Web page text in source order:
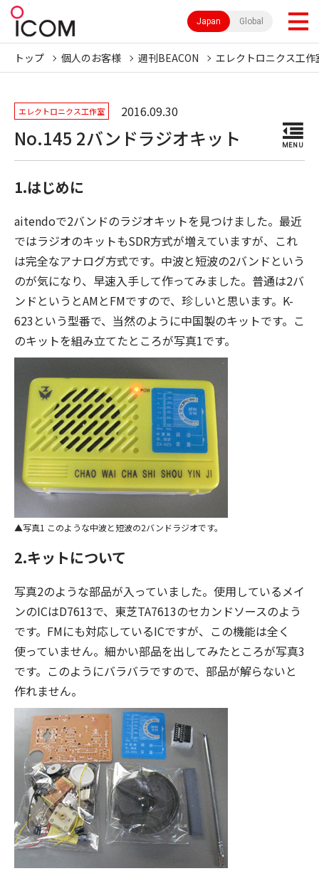
Japan Global
トップ 個人のお客様 週刊BEACON エレクトロニクス工作
エレクトロニクス工作室 2016.09.30
No.145 2バンドラジオキット MENU
1.はじめに
aitendoで2バンドのラジオキットを見つけました。最近
ではラジオのキットもSDR方式が増えていますが、これ
は完全なアナログ方式です。中波と短波の2バンドという
のが気になり、早速入手して作ってみました。普通は2バ
ンドというとAMとFMですので、珍しいと思います。K-
623という型番で、当然のように中国製のキットです。こ
のキットを組み立てたところが写真1です。
写真1 このような中波と短波の2バンドラジオです。
2.キットについて
写真2のような部品が入っていました。使用しているメイ
ンのICはD7613で、東芝TA7613のセカンドソースのよう
です。FMにも対応しているICですが、この機能は全く
使っていません。細かい部品を出してみたところが写真3
です。このようにバラバラですので、部品が解らないと
作れません。